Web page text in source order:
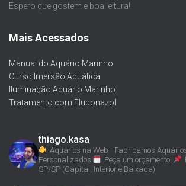
Espero que gostem e boa leitura!
Mais Acessados
Manual do Aquário Marinho
Curso Imersão Aquática
Iluminação Aquário Marinho
Tratamento com Fluconazol
thiago.kasa
Aquários na Web - Fabricamos
Personalizados
Peça um orçamento!
SP/SP (Capital, Interior e Baixada)